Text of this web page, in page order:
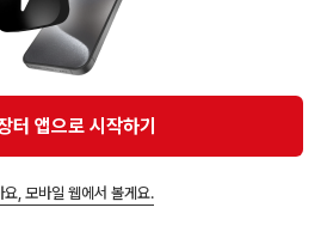
앱에서 구매하기
및 기타 법적고지
판매의 당사자가 아닙니다. 전자상거래 등에서의
번개장터㈜의 약관에 따라 상품, 상품정보, 거래에 관한 책임은
원칙적으로 회원간 거래에 대하여 책임을 지지 않습니다.
대한 책임은 번개장터㈜에게 귀속합니다.
APP 다운로드
터 앱으로 시작하기
요, 모바일 웹에서 볼게요.